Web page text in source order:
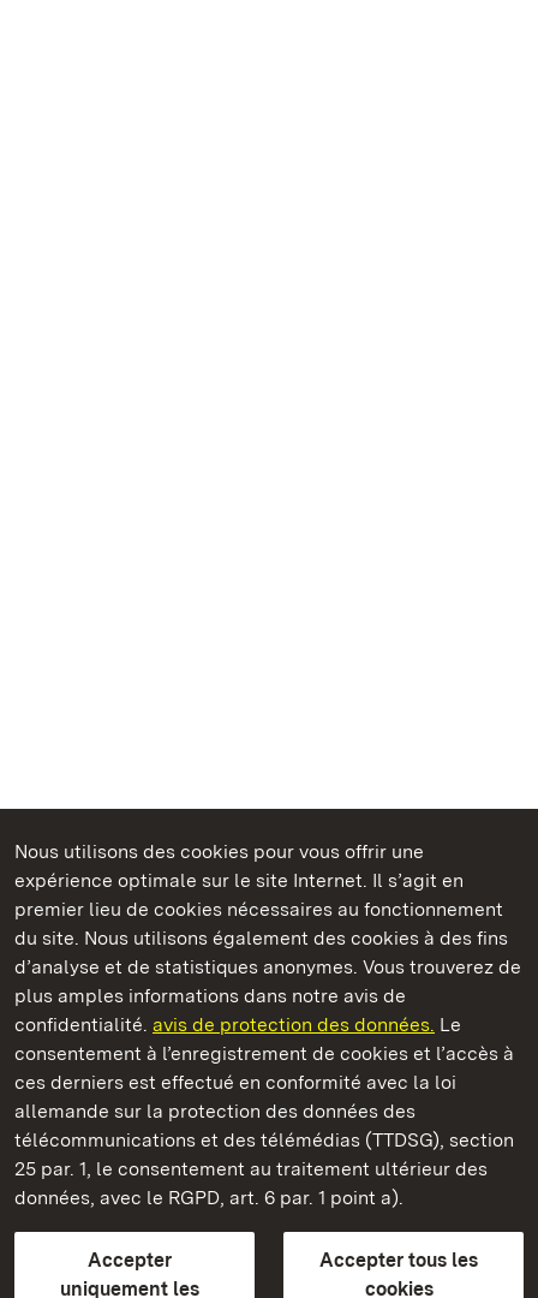
Nous utilisons des cookies pour vous offrir une
expérience optimale sur le site Internet. Il s’agit en
premier lieu de cookies nécessaires au fonctionnement
du site. Nous utilisons également des cookies à des fins
d’analyse et de statistiques anonymes. Vous trouverez de
plus amples informations dans notre avis de
confidentialité. avis de protection des données. Le
consentement à l’enregistrement de cookies et l’accès à
ces derniers est effectué en conformité avec la loi
allemande sur la protection des données des
télécommunications et des télémédias (TTDSG), section
25 par. 1, le consentement au traitement ultérieur des
données, avec le RGPD, art. 6 par. 1 point a).
Accepter
uniquement les
Accepter tous les
cookies
Châteaux et jardins publics du Bade-Wurtemberg
Château résidentiel de Ludwigsburg
Châteaux et jardins publics du Bade-Wurtemberg
Contact et informationsFAQ et réponsesMentions légales
Protection des données
Explications sur l’accessibilité
BITV-konform (geprüfte Seiten)
plus loin